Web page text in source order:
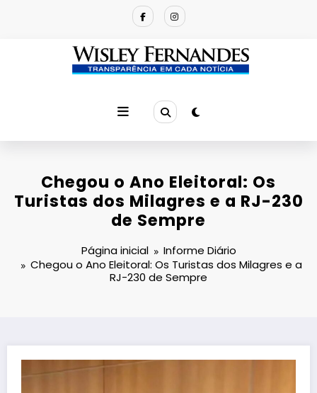
Chegou o Ano Eleitoral: Os
Turistas dos Milagres e a RJ-230
de Sempre
Página inicial
Informe Diário
Chegou o Ano Eleitoral: Os Turistas dos Milagres e a
RJ-230 de Sempre